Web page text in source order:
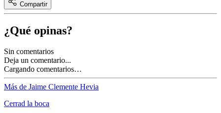
Compartir
¿Qué opinas?
Sin comentarios
Deja un comentario...
Cargando comentarios…
Más de Jaime Clemente Hevia
Cerrad la boca